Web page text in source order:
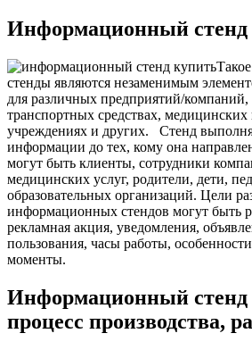
Информационный стенд
стенды являются незаменимым
для различных предприятий/
транспортных средствах, медицинских
учреждениях и других.
Стенд
информации до тех, кому она
могут быть клиенты, сотрудники
медицинских услуг, родители, дети,
образовательных организаций. Цели
информационных стендов могут быть
рекламная акция, уведомления,
пользования, часы работы,
моменты.
Информационный стенд
процесс производства,